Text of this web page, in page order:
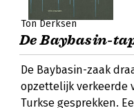
Ton Derksen
De Baybasin-
De Baybasin-zaak
opzettelijk verkeerde
Turkse gesprekken.